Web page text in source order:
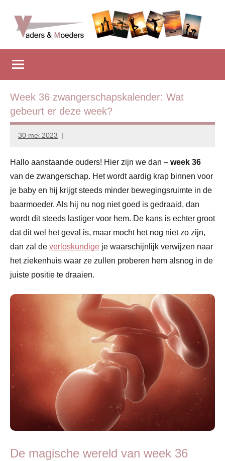
inhoud
springen
Vadersenmoeders
iedereen
wel
eens
hulp
gebruiken
Week 36 zwangerschapskalender: Wat
gebeurt er deze week?
30 mei 2023
Marion
Hallo aanstaande ouders! Hier zijn we dan – week 36
van de zwangerschap. Het wordt aardig krap binnen voor
je baby en hij krijgt steeds minder bewegingsruimte in de
baarmoeder. Als hij nu nog niet goed is gedraaid, dan
wordt dit steeds lastiger voor hem. De kans is echter groot
dat dit wel het geval is, maar mocht het nog niet zo zijn,
dan zal de verloskundige je waarschijnlijk verwijzen naar
het ziekenhuis waar ze zullen proberen hem alsnog in de
juiste positie te draaien.
De magische wereld van week 36